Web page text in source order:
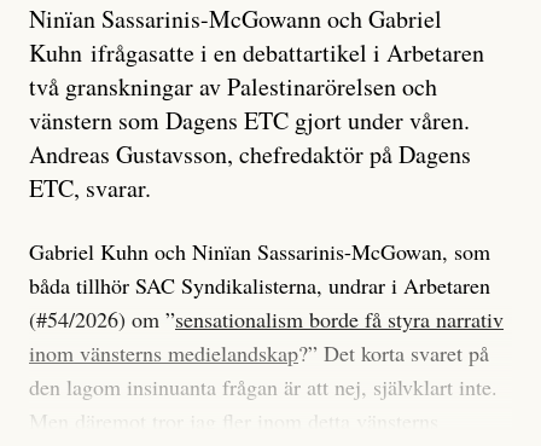
Ninïan Sassarinis-McGowann och Gabriel
Kuhn ifrågasatte i en debattartikel i Arbetaren
två granskningar av Palestinarörelsen och
vänstern som Dagens ETC gjort under våren.
Andreas Gustavsson, chefredaktör på Dagens
ETC, svarar.
Gabriel Kuhn och Ninïan Sassarinis-McGowan, som
båda tillhör SAC Syndikalisterna, undrar i Arbetaren
(#54/2026) om ”sensationalism borde få styra narrativ
inom vänsterns medielandskap?” Det korta svaret på
den lagom insinuanta frågan är att nej, självklart inte.
Men däremot tror jag fler inom detta vänsterns